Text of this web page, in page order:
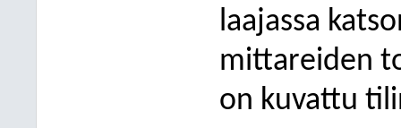
laajassa
mittareiden
on kuvattu